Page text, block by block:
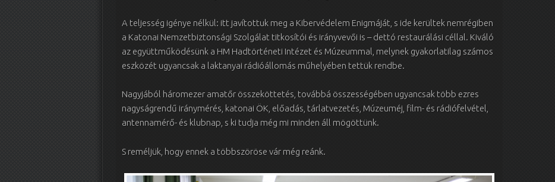
A teljesség igénye nélkül: itt javítottuk meg a Kibervédelem Enigmáját, s ide kerültek nemrégiben
a Katonai Nemzetbiztonsági Szolgálat titkosítói és irányvevői is – dettó restaurálási céllal. Kiváló
az együttműködésünk a HM Hadtörténeti Intézet és Múzeummal, melynek gyakorlatilag számos
eszközét ugyancsak a laktanyai rádióállomás műhelyében tettük rendbe.
Nagyjából háromezer amatőr összeköttetés, továbbá összességében ugyancsak több ezres
nagyságrendű iránymérés, katonai ÖK, előadás, tárlatvezetés, Múzeuméj, film- és rádiófelvétel,
antennamérő- és klubnap, s ki tudja még mi minden áll mögöttünk.
S reméljük, hogy ennek a többszöröse vár még reánk.